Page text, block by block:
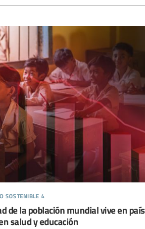
sostenible 4
de la población mundial vive en
salud y educación